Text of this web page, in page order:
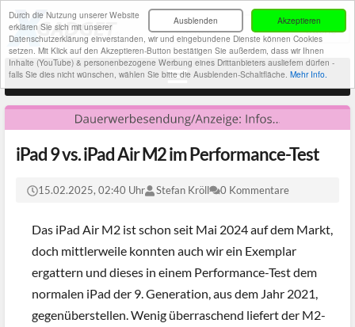
Akzeptieren
Ausblenden
Durch die Nutzung unserer Website
erklären Sie sich mit unserer
Datenschutzerklärung einverstanden, wir und eingebundene Dienste können Cookies
setzen. Mit Klick auf den Akzeptieren-Button bestätigen Sie außerdem, dass wir Ihnen
Inhalte (YouTube) & personenbezogene Werbung eines Drittanbieters ausliefern dürfen -
falls Sie dies nicht wünschen, wählen Sie bitte die Ausblenden-Schaltfläche. Mehr Info.
iPad 9 vs. iPad Air M2 im Performance-Test
15.02.2025, 02:40 Uhr Stefan Kröll 0 Kommentare
Das iPad Air M2 ist schon seit Mai 2024 auf dem Markt,
doch mittlerweile konnten auch wir ein Exemplar
ergattern und dieses in einem Performance-Test dem
normalen iPad der 9. Generation, aus dem Jahr 2021,
gegenüberstellen. Wenig überraschend liefert der M2-